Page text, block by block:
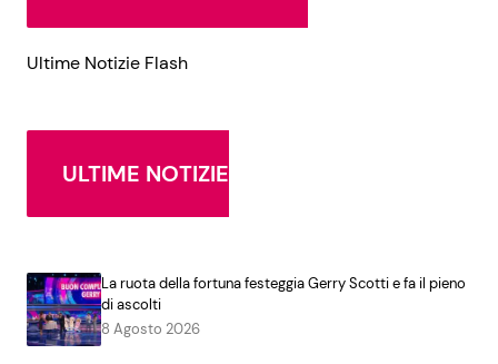
Ultime Notizie Flash
ULTIME NOTIZIE
La ruota della fortuna festeggia Gerry Scotti e fa il pieno
di ascolti
8 Agosto 2026